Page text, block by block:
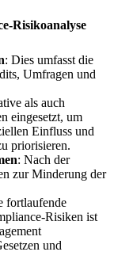
Risikoanalyse
: Dies umfasst die
Umfragen und
als auch
eingesetzt, um
Einfluss und
priorisieren.
: Nach der
zur Minderung der
fortlaufende
Risiken ist
und